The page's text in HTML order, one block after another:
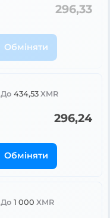
296,33
Обміняти
До 434,53 XMR
296,24
Обміняти
До 1 000 XMR